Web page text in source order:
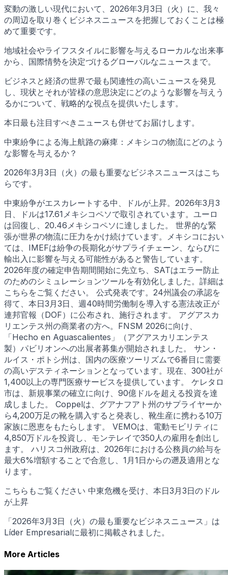
変動の激しい現代において、2026年3月3日（火）に、我々
の周辺を取り巻くビジネスニュースを把握しておくことは極
めて重要です。
地域社会やライフスタイルに影響を与えるローカルな出来事
から、国際情勢を決定づけるグローバルなニュースまで。
ビジネスと経済の世界で最も関連性の高いニュースを発見
し、現状とそれが皆様の意思決定にどのような影響を与えう
るかについて、戦略的な視点を提供いたします。
本日最も注目すべきニュースも併せてお届けします。
中東紛争による海上航路の麻痺：メキシコの物流にどのよう
な影響を与えるか？
2026年3月3日（火）の最も重要なビジネスニュースはこち
らです。
中東紛争がエスカレートする中、ドルが上昇。2026年3月3
日、ドルは17.61メキシコペソで取引されています。ユーロ
は回復し、20.46メキシコペソに達しました。 世界的な緊
張が世界の物流に圧力をかけ続けています。メキシコにおい
ては、IMEFは紛争の長期化がサプライチェーン、ならびに
輸出入に影響を与える可能性があると警告しています。
2026年度の確定申告期間開始に先立ち、SATはエラー防止
のためのシミュレーションツールを有効化しました。詳細は
こちらをご覧ください。 公式発表です。24州議会の承認を
得て、本日3月3日、週40時間労働制を導入する憲法改正が
連邦官報（DOF）に公布され、施行されます。 アグアスカ
リエンテス州の商業者の方へ。FNSM 2026に向け、
「Hecho en Aguascalientes」（アグアスカリエンテス
製）パビリオンへの出展者募集が開始されました。 サン・
ルイス・ポトシ州は、国内の医療ツーリズムで6番目に需要
の高いデスティネーションとなっています。現在、300社が
1,400以上の専門医療サービスを提供しています。 ケレタロ
市は、新規事業の確立に向け、90億ドルを超える投資を達
成しました。 Coppelは、グアナフアト州のサプライヤーか
ら4,200万足の靴を購入すると発表し、靴生産に携わる10万
家族に恩恵をもたらします。 VEMOは、電動モビリティに
4,850万ドルを投資し、モンテレイで350人の雇用を創出し
ます。 ハリスコ州政府は、2026年における公務員の給与を
最大6%増額することで合意し、1月1日からの遡及適用とな
ります。
こちらもご覧ください 中東危機を受け、本日3月3日のドル
が上昇
「2026年3月3日（火）の最も重要なビジネスニュース」は
Líder Empresarialに最初に掲載されました。
More Articles